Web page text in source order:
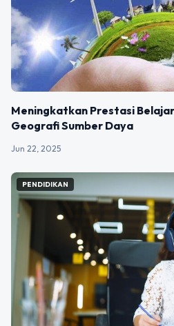
Meningkatkan Prestasi
Geografi Sumber Daya
Jun 22, 2025
PENDIDIKAN